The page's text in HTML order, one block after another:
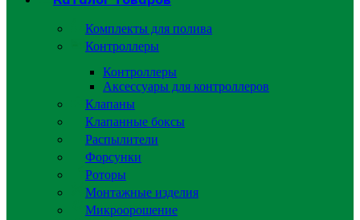
Комплекты для полива
Контроллеры
Контроллеры
Аксессуары для контроллеров
Клапаны
Клапанные боксы
Распылители
Форсунки
Роторы
Монтажные изделия
Микроорошение